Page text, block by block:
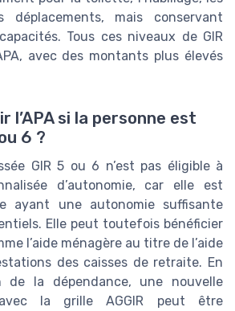
mais conservant
Tous ces niveaux de GIR
avec des montants plus élevés
l’APA si la personne est
6 ?
GIR 5 ou 6 n’est pas éligible à
d’autonomie, car elle est
ayant une autonomie suffisante
Elle peut toutefois bénéficier
l’aide ménagère au titre de l’aide
des caisses de retraite. En
de la dépendance, une nouvelle
la grille AGGIR peut être